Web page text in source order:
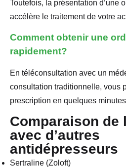
Toutefois, la présentation d’une
accélère le traitement de votre
Comment obtenir une
rapidement?
En téléconsultation avec un
consultation traditionnelle, vous
prescription en quelques
Comparaison de
avec d’autres
antidépresseurs
Sertraline (Zoloft)